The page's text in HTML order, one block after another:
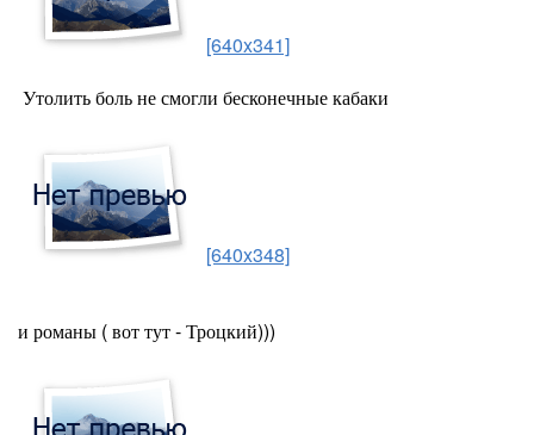
[640x341]
Утолить боль не смогли бесконечные кабаки
[640x348]
и романы ( вот тут - Троцкий)))